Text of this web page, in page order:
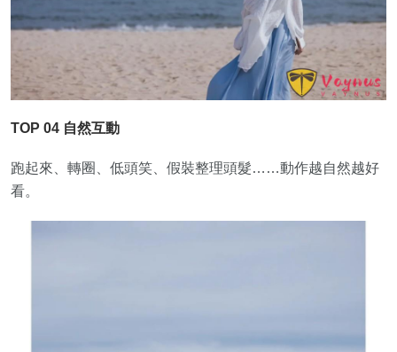
TOP 04 自然互動
跑起來、轉圈、低頭笑、假裝整理頭髮……動作越自然越好
看。